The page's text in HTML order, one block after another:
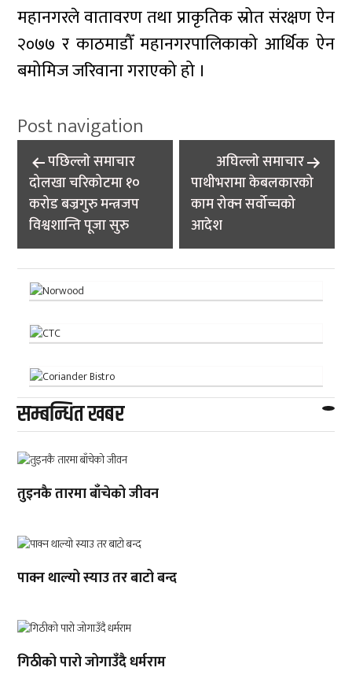
महानगरले वातावरण तथा प्राकृतिक स्रोत संरक्षण ऐन
२०७७ र काठमाडौँ महानगरपालिकाको आर्थिक ऐन
बमोमिज जरिवाना गराएको हो ।
Post navigation
पछिल्लाे समाचार
दोलखा चरिकोटमा १०
करोड बज्रगुरु मन्त्रजप
विश्वशान्ति पूजा सुरु
अघिल्लाे समाचार
पाथीभरामा केबलकारको
काम रोक्न सर्वोच्चको
आदेश
सम्बन्धित खबर
तुइनकै तारमा बाँचेको जीवन
पाक्न थाल्यो स्याउ तर बाटो बन्द
गिठीको पारो जोगाउँदै धर्मराम